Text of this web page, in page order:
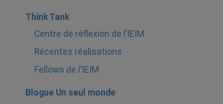
Think Tank
Centre de réflexion de l’IEIM
Récentes réalisations
Fellows de l’IEIM
Blogue Un seul monde